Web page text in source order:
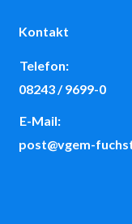
Kontakt
Telefon:
08243 / 9699-0
E-Mail:
post@vgem-